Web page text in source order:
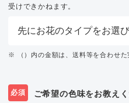
受けできかねます。
※ （）内の金額は、送料等を合わせた
必須 ご希望の色味をお教えく